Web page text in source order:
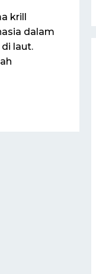
krill
dalam
laut.